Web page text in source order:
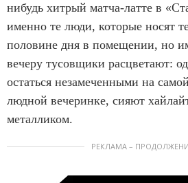
нибудь хитрый матча-латте в
именно те люди, которые носят
половине дня в помещении, но
вечеру тусовщики расцветают:
остаться незамеченными на
людной вечеринке, сияют
металликом.
РЕКЛАМА –